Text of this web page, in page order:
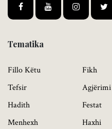
Tematika
Fillo Këtu
Tefsir
Hadith
Menhexh
Fikh
Agjërimi
Festat
Haxhi